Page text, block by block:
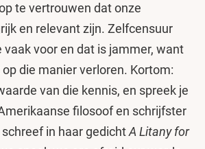
te vertrouwen dat onze
en relevant zijn. Zelfcensuur
vaak voor en dat is jammer, want
die manier verloren. Kortom:
van die kennis, en spreek je
filosoof en schrijfster
in haar gedichtA Litany for